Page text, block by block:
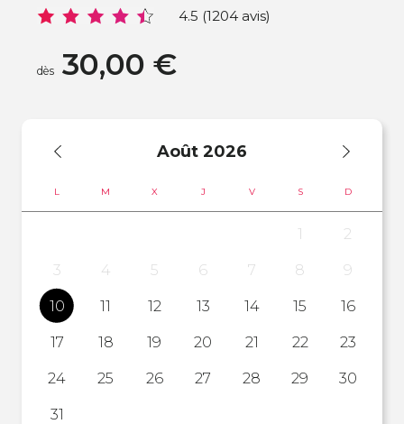
4.5 (1204 avis)
dès30,00 €
Août 2026
L M X J V S D
1
2
3
4 5 6 7 8
9
10
11 12 13 14 15
16
17
18 19 20 21 22
23
24
25 26 27 28 29
30
31